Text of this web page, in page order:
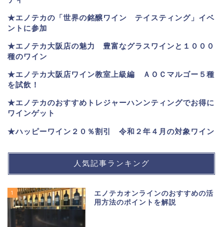
★エノテカの「世界の銘醸ワイン テイスティング」イベ
ントに参加
★エノテカ大阪店の魅力 豊富なグラスワインと１０００
種のワイン
★エノテカ大阪店ワイン教室上級編 ＡＯＣマルゴー５種
を試飲！
★エノテカのおすすめトレジャーハンンティングでお得に
ワインゲット
★ハッピーワイン２０％割引 令和２年４月の対象ワイン
人気記事ランキング
1
エノテカオンラインのおすすめの活
用方法のポイントを解説